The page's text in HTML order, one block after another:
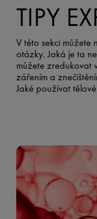
TIPY
V této sekci můžete
otázky. Jaká je ta
můžete zredukovat
zářením a
Jaké používat